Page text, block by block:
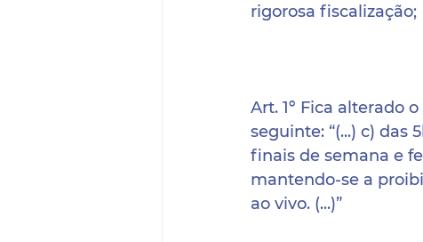
rigorosa fiscalização;
Art. 1º Fica alterado
seguinte: “(...) c) das
finais de semana e
mantendo-se a
ao vivo. (...)”